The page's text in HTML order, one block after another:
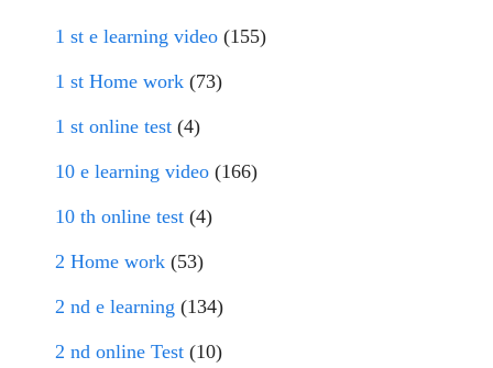
1 st e learning video (155)
1 st Home work (73)
1 st online test (4)
10 e learning video (166)
10 th online test (4)
2 Home work (53)
2 nd e learning (134)
2 nd online Test (10)